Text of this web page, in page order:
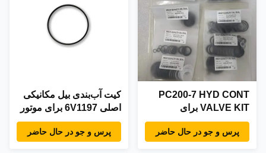
PC200-7 HYD CONT
VALVE KIT برای
KOMATSU PC200-7
((6D102) PC210-7
پرس و جو در حال حاضر
کیت آب‌بندی بیل مکانیکی
اصلی 6V1197 برای موتور
CAT
پرس و جو در حال حاضر